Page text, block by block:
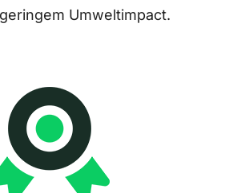
Umweltimpact.